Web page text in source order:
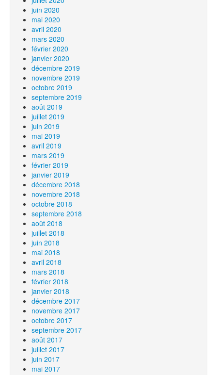
juin 2020
mai 2020
avril 2020
mars 2020
février 2020
janvier 2020
décembre 2019
novembre 2019
octobre 2019
septembre 2019
août 2019
juillet 2019
juin 2019
mai 2019
avril 2019
mars 2019
février 2019
janvier 2019
décembre 2018
novembre 2018
octobre 2018
septembre 2018
août 2018
juillet 2018
juin 2018
mai 2018
avril 2018
mars 2018
février 2018
janvier 2018
décembre 2017
novembre 2017
octobre 2017
septembre 2017
août 2017
juillet 2017
juin 2017
mai 2017